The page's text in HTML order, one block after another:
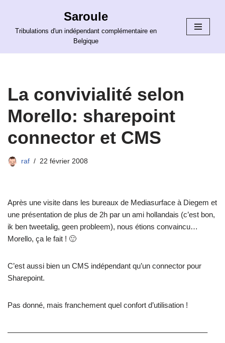
Aller
Saroule
Tribulations d'un indépendant complémentaire en
Belgique
La convivialité selon
Morello: sharepoint
connector et CMS
raf 22 février 2008
Après une visite dans les bureaux de Mediasurface à Diegem et
une présentation de plus de 2h par un ami hollandais (c’est bon,
ik ben tweetalig, geen probleem), nous étions convaincu…
Morello, ça le fait ! 🙂
C’est aussi bien un CMS indépendant qu’un connector pour
Sharepoint.
Pas donné, mais franchement quel confort d’utilisation !
——————————————————————————–